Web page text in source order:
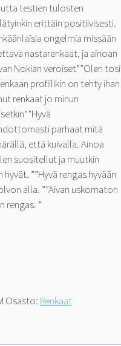
testien tulosten
erittäin positiivisesti.
ongelmia missään
nastarenkaat, ja ainoan
Nokian veroiset””Olen tosi
profiilikin on tehty ihan
renkaat jo minun
parhaat mitä
että kuivalla. Ainoa
suositellut ja muutkin
””Hyvä rengas hyvään
alla. ””Aivan uskomaton
rengas. ”
Osasto: Renkaat